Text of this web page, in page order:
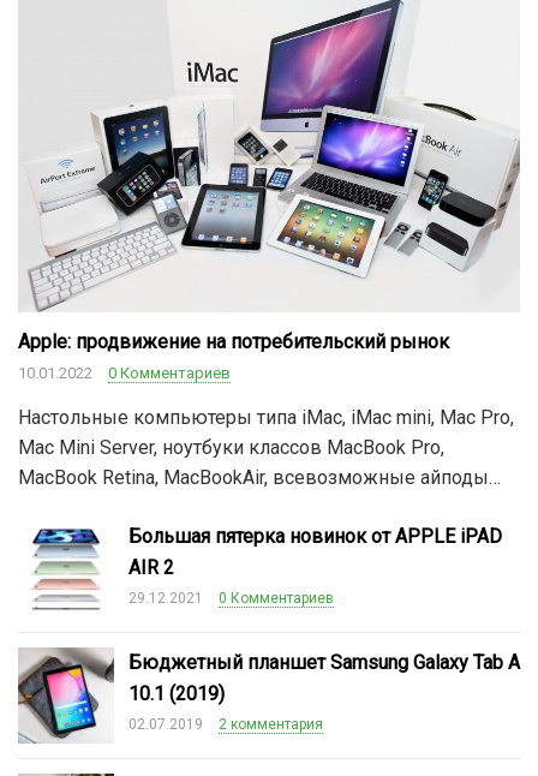
Apple: продвижение на потребительский рынок
10.01.2022 0 Комментариев
Настольные компьютеры типа iMac, iMac mini, Mac Pro,
Mac Mini Server, ноутбуки классов MacBook Pro,
MacBook Retina, MacBookAir, всевозможные айподы…
Большая пятерка новинок от APPLE iPAD
AIR 2
29.12.2021 0 Комментариев
Бюджетный планшет Samsung Galaxy Tab A
10.1 (2019)
02.07.2019 2 комментария